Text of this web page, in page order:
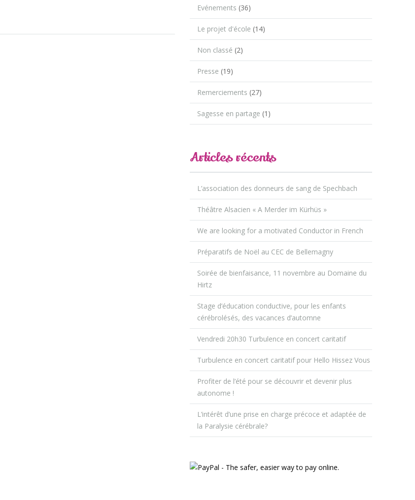
Evénements (36)
Le projet d'école (14)
Non classé (2)
Presse (19)
Remerciements (27)
Sagesse en partage (1)
Articles récents
L’association des donneurs de sang de Spechbach
Théâtre Alsacien « A Merder im Kürhüs »
We are looking for a motivated Conductor in French
Préparatifs de Noël au CEC de Bellemagny
Soirée de bienfaisance, 11 novembre au Domaine du
Hirtz
Stage d’éducation conductive, pour les enfants
cérébrolésés, des vacances d’automne
Vendredi 20h30 Turbulence en concert caritatif
Turbulence en concert caritatif pour Hello Hissez Vous
Profiter de l’été pour se découvrir et devenir plus
autonome !
L’intérêt d’une prise en charge précoce et adaptée de
la Paralysie cérébrale?